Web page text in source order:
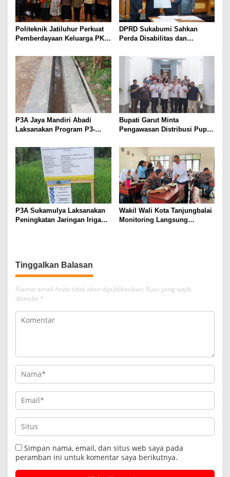
Politeknik Jatiluhur Perkuat
Pemberdayaan Keluarga PKH
DPRD Sukabumi Sahkan
Perda Disabilitas dan
PPAS 2026
P3A Jaya Mandiri Abadi
Laksanakan Program P3-
Irigasi di Wanayasa
Bupati Garut Minta
Pengawasan Distribusi Pupuk
Pendaftaran RDKK
Dioptimalkan
P3A Sukamulya Laksanakan
Peningkatan Jaringan Irigasi,
Wakil Wali Kota Tanjungbalai
Monitoring Langsung
Tinggalkan Balasan
Alamat email Anda tidak akan dipublikasikan. Ruas yang wajib
ditandai *
Simpan nama, email, dan situs web saya pada
peramban ini untuk komentar saya berikutnya.